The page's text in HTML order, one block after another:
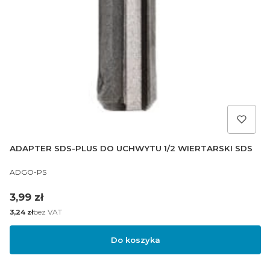
ADAPTER SDS-PLUS DO UCHWYTU 1/2 WIERTARSKI SDS
PRODUCENT
ADGO-PS
Cena
3,99 zł
Cena
3,24 złbez VAT
Do koszyka